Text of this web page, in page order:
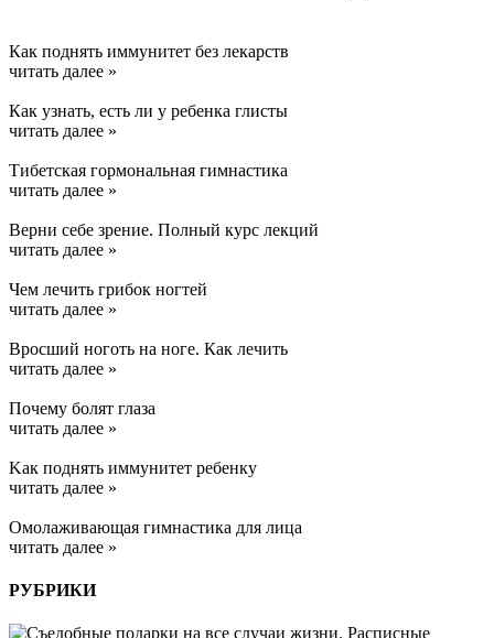
Как поднять иммунитет без лекарств
читать далее »
Как узнать, есть ли у ребенка глисты
читать далее »
Тибетская гормональная гимнастика
читать далее »
Верни себе зрение. Полный курс лекций
читать далее »
Чем лечить грибок ногтей
читать далее »
Вросший ноготь на ноге. Как лечить
читать далее »
Почему болят глаза
читать далее »
Kак поднять иммунитет ребенку
читать далее »
Омолаживающая гимнастика для лица
читать далее »
РУБРИКИ